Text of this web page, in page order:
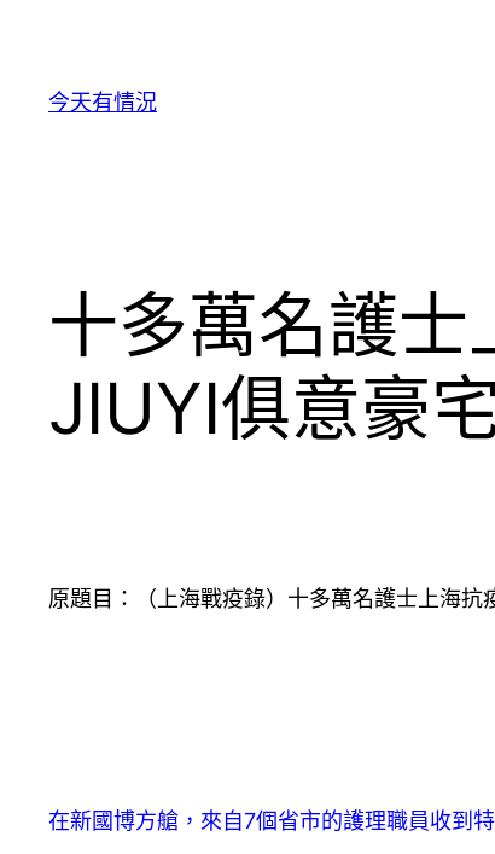
今天有情況
十多萬名護
JIUYI俱意豪
原題目：（上海戰疫錄）十多萬名護士上海抗
在新國博方艙，來自7個省市的護理職員收到